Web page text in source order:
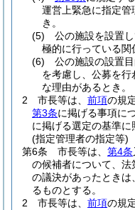
運営上緊急に指定管
き。
(5)
公の施設を設置
極的に行っている関
(6)
公の施設の設置
を考慮し、公募を行
な理由があるとき。
2
市長等は、 前項の規
第3条に掲げる事項に
に掲げる選定の基準に
(指定管理者の指定等)
第6条
市長等は、 第4条
の候補者について、
の議決があったとき
るものとする。
2
市長等は、 前項の規